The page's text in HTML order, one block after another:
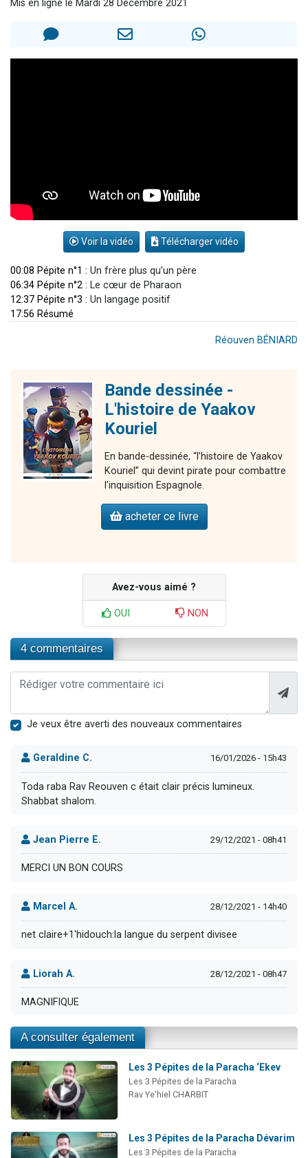
3 personnes viennent de faire un don pour 5 jours de vacances aux Orphelins
Mis en ligne le Mardi 28 Décembre 2021
Voir la vidéo Télécharger vidéo
00:08 Pépite n°1 : Un frère plus qu’un père
06:34 Pépite n°2 : Le cœur de Pharaon
12:37 Pépite n°3 : Un langage positif
17:56 Résumé
Réouven BÉNIARD
Bande dessinée -
L'histoire de Yaakov
Kouriel
En bande-dessinée, “l’histoire de Yaakov
Kouriel” qui devint pirate pour combattre
l'inquisition Espagnole.
acheter ce livre
Avez-vous aimé ?
OUI NON
4 commentaires
Je veux être averti des nouveaux commentaires
Geraldine C. 16/01/2026 - 15h43
Toda raba Rav Reouven c était clair précis lumineux.
Shabbat shalom.
Jean Pierre E. 29/12/2021 - 08h41
MERCI UN BON COURS
Marcel A. 28/12/2021 - 14h40
net claire+1'hidouch:la langue du serpent divisee
Liorah A. 28/12/2021 - 08h47
MAGNIFIQUE
A consulter également
Les 3 Pépites de la Paracha ‘Ekev
Les 3 Pépites de la Paracha
Rav Ye'hiel CHARBIT
Les 3 Pépites de la Paracha Dévarim
Les 3 Pépites de la Paracha